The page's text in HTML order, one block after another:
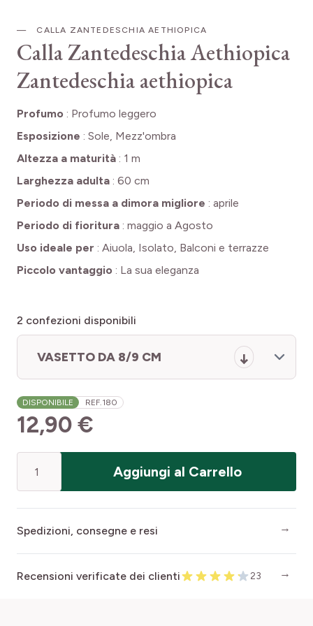
CALLA ZANTEDESCHIA AETHIOPICA
Calla Zantedeschia Aethiopica
Zantedeschia aethiopica
Profumo : Profumo leggero
Esposizione : Sole, Mezz'ombra
Altezza a maturità : 1 m
Larghezza adulta : 60 cm
Periodo di messa a dimora migliore : aprile
Periodo di fioritura : maggio a Agosto
Uso ideale per : Aiuola, Isolato, Balconi e terrazze
Piccolo vantaggio : La sua eleganza
2 confezioni disponibili
VASETTO DA 8/9 CM
DISPONIBILE REF.180
12,90 €
Aggiungi al Carrello
Spedizioni, consegne e resi
Recensioni verificate dei clienti 23